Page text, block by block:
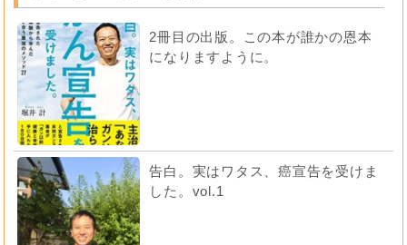
2冊目の出版。この本が誰かの恩本
になりますように。
告白。実はワタス、癌宣告を受けま
した。vol.1